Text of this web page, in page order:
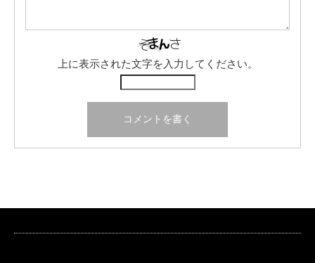
上に表示された文字を入力してください。